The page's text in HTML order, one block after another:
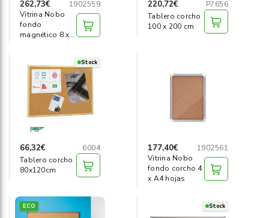
262,73€
1902559
Vitrina Nobo
fondo
magnético 8 x
220,72€
P7656
Tablero corcho
100 x 200 cm
Stock
66,32€
6004
Tablero corcho
80x120cm
177,40€
1902561
Vitrina Nobo
fondo corcho 4
x A4 hojas
ECO Stock